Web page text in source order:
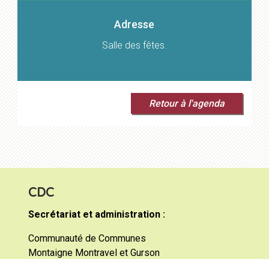
Adresse
Salle des fêtes.
Retour à l'agenda
CDC
Secrétariat et administration :
Communauté de Communes
Montaigne Montravel et Gurson